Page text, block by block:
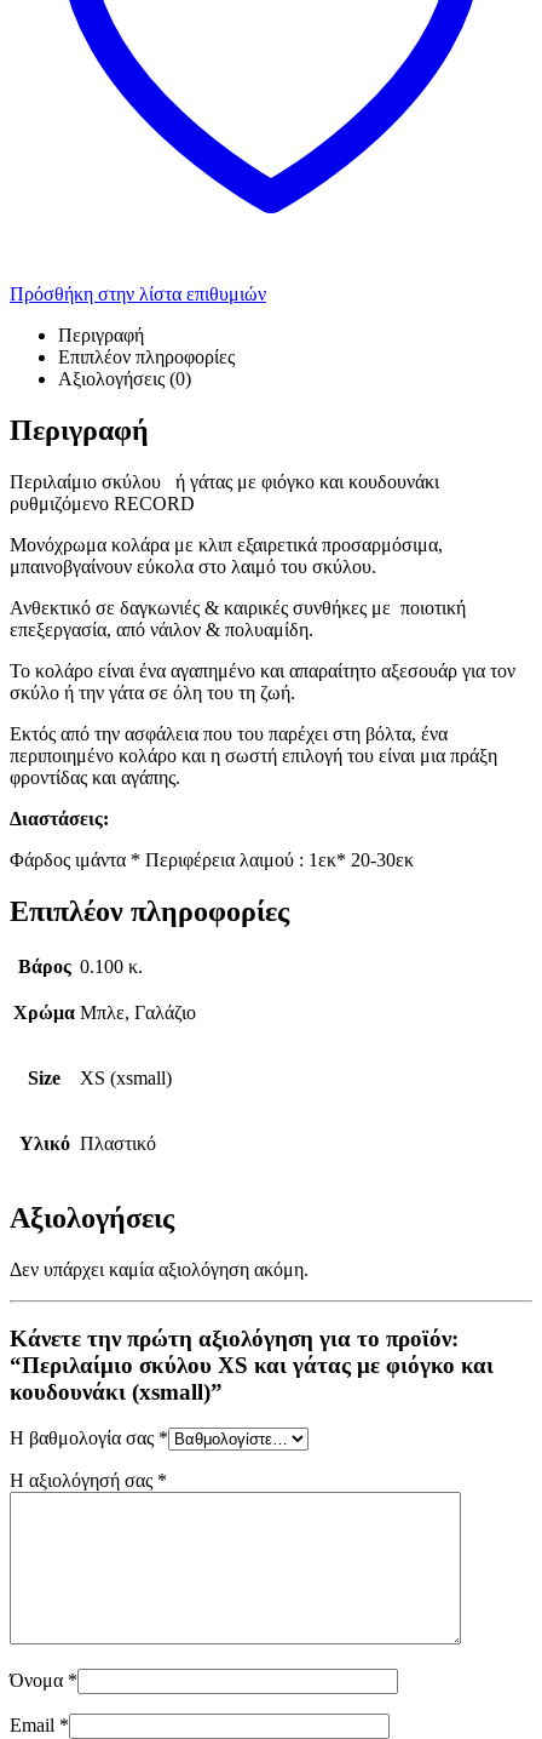
Πρόσθήκη στην λίστα επιθυμιών
Περιγραφή
Επιπλέον πληροφορίες
Αξιολογήσεις (0)
Περιγραφή
Περιλαίμιο σκύλου ή γάτας με φιόγκο και κουδουνάκι
ρυθμιζόμενο RECORD
Μονόχρωμα κολάρα με κλιπ εξαιρετικά προσαρμόσιμα,
μπαινοβγαίνουν εύκολα στο λαιμό του σκύλου.
Ανθεκτικό σε δαγκωνιές & καιρικές συνθήκες με ποιοτική
επεξεργασία, από νάιλον & πολυαμίδη.
Το κολάρο είναι ένα αγαπημένο και απαραίτητο αξεσουάρ για τον
σκύλο ή την γάτα σε όλη του τη ζωή.
Εκτός από την ασφάλεια που του παρέχει στη βόλτα, ένα
περιποιημένο κολάρο και η σωστή επιλογή του είναι μια πράξη
φροντίδας και αγάπης.
Διαστάσεις:
Φάρδος ιμάντα * Περιφέρεια λαιμού : 1εκ* 20-30εκ
Επιπλέον πληροφορίες
Βάρος 0.100 κ.
Χρώμα Μπλε, Γαλάζιο
Size XS (xsmall)
Υλικό Πλαστικό
Αξιολογήσεις
Δεν υπάρχει καμία αξιολόγηση ακόμη.
Κάνετε την πρώτη αξιολόγηση για το προϊόν:
“Περιλαίμιο σκύλου XS και γάτας με φιόγκο και
κουδουνάκι (xsmall)”
Η βαθμολογία σας *
Η αξιολόγησή σας *
Όνομα *
Email *